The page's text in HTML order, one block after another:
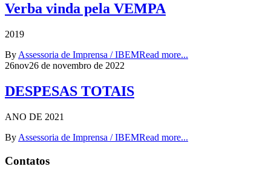
Verba vinda pela VEMPA
2019
By Assessoria de Imprensa / IBEMRead more...
26nov26 de novembro de 2022
DESPESAS TOTAIS
ANO DE 2021
By Assessoria de Imprensa / IBEMRead more...
Contatos